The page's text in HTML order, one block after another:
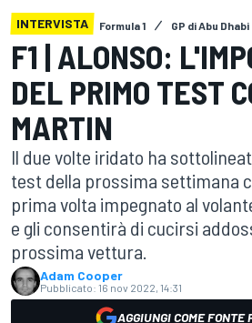
INTERVISTA Formula 1 GP di Abu Dhabi
F1 | ALONSO:
DEL PRIMO TEST
MARTIN
Il due volte iridato ha
test della prossima settimana
prima volta impegnato al
e gli consentirà di cucirsi
prossima vettura.
Adam Cooper
Pubblicato: 16 nov 2022, 14:31
AGGIUNGI COME FONTE